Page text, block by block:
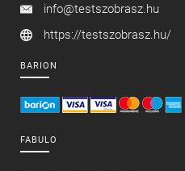
info@testszobrasz.hu
https://testszobrasz.hu/
BARION
FABULO